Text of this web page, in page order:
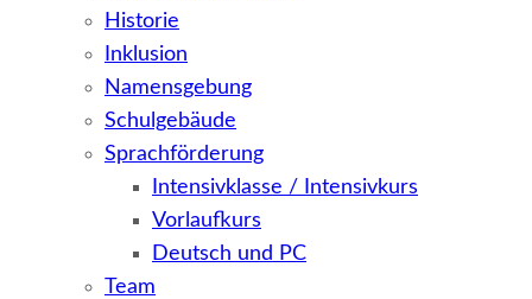
Historie
Inklusion
Namensgebung
Schulgebäude
Sprachförderung
Intensivklasse / Intensivkurs
Vorlaufkurs
Deutsch und PC
Team